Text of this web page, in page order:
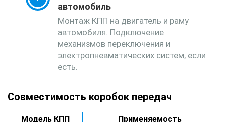
автомобиль
Монтаж КПП на двигатель и раму
автомобиля. Подключение
механизмов переключения и
электропневматических систем, если
есть.
Совместимость коробок передач
Модель КПП Применяемость